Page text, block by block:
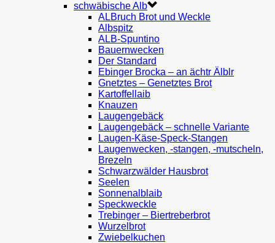
schwäbische Alb
ALBruch Brot und Weckle
Albspitz
ALB-Spuntino
Bauernwecken
Der Standard
Ebinger Brocka – an ächtr Älblr
Gnetztes – Genetztes Brot
Kartoffellaib
Knauzen
Laugengebäck
Laugengebäck – schnelle Variante
Laugen-Käse-Speck-Stangen
Laugenwecken, -stangen, -mutscheln,
Brezeln
Schwarzwälder Hausbrot
Seelen
Sonnenalblaib
Speckweckle
Trebinger – Biertreberbrot
Wurzelbrot
Zwiebelkuchen